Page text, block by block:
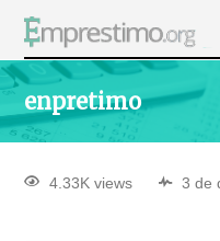
enpretimo
4.33K views 3 de